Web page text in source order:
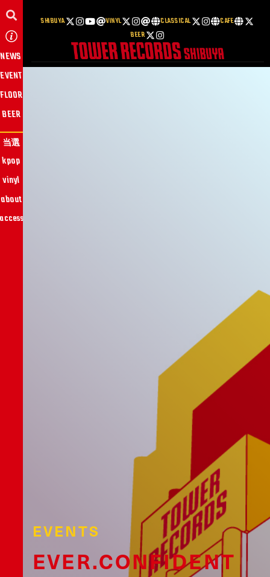
SHIBUYA VINYL CLASSICAL
CAFE
BEER
NEWS
EVENT
当選
FLOOR
BEER
kpop
vinyl
about
EVENTS
EVER.CONFIDENT